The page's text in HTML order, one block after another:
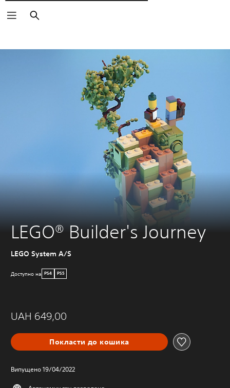
Пошук
LEGO® Builder's Journey
LEGO System A/S
Доступно на PS4 PS5
UAH 649,00
Покласти до кошика
Випущено 19/04/2022